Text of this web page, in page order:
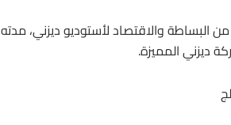
البساطة والاقتصاد لأستوديو ديزني، مدته